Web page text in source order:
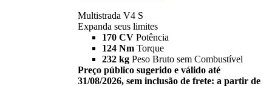
Multistrada V4 S
Expanda seus limites
170 CV Potência
124 Nm Torque
232 kg Peso Bruto sem Combustível
Preço público sugerido e válido até
31/08/2026, sem inclusão de frete: a partir de